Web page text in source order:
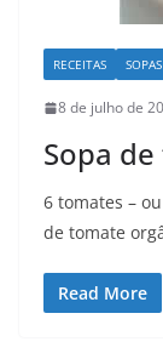
RECEITAS SOPAS
8 de julho de
Sopa
6 tomates –
de tomate
Read More